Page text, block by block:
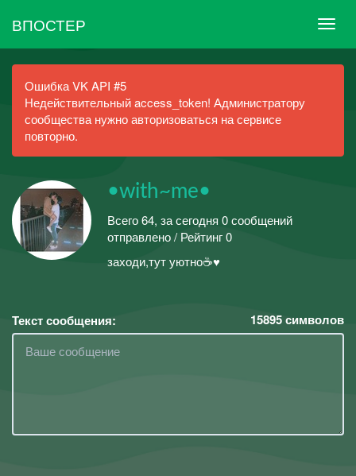
ВПОСТЕР
Ошибка VK API #5
Недействительный access_token! Администратору
сообщества нужно авторизоваться на сервисе
повторно.
•with~me•
Всего 64, за сегодня 0 сообщений
отправлено / Рейтинг 0
заходи,тут уютно☕♥
Текст сообщения: 15895символов